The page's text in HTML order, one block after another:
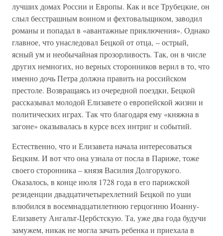
лучших домах России и Европы. Как и все Трубецкие, он
слыл бесстрашным воином и фехтовальщиком, заводил
романы и попадал в «авантажные приключения». Однако
главное, что унаследовал Бецкой от отца, – острый,
ясный ум и необычайная прозорливость. Так, он в числе
других немногих, но верных сторонников верил в то, что
именно дочь Петра должна править на российском
престоле. Возвращаясь из очередной поездки, Бецкой
рассказывал молодой Елизавете о европейской жизни и
политических играх. Так что благодаря ему «княжна в
загоне» оказывалась в курсе всех интриг и событий.
Естественно, что и Елизавета начала интересоваться
Бецким. И вот что она узнала от посла в Париже, тоже
своего сторонника – князя Василия Долгорукого.
Оказалось, в конце июля 1728 года в его парижской
резиденции двадцатичетырехлетний Бецкой по уши
влюбился в восемнадцатилетнюю герцогиню Иоанну-
Елизавету Ангальт-Цербстскую. Та, уже два года будучи
замужем, никак не могла зачать ребенка и приехала в